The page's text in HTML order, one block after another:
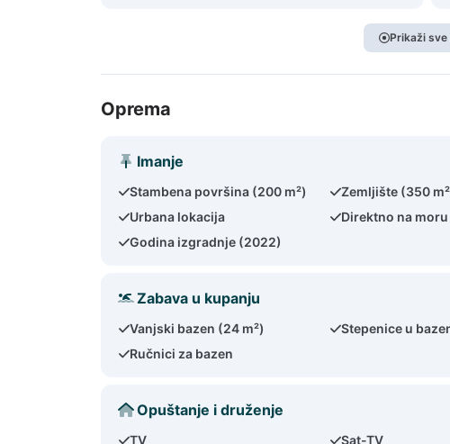
Prikaži sve
Oprema
Imanje
Stambena površina (200 m²) Zemljište (350
Urbana lokacija
Direktno na moru
Godina izgradnje (2022)
Zabava u kupanju
Vanjski bazen (24 m²) Stepenice u
Ručnici za bazen
Opuštanje i druženje
TV Sat-TV